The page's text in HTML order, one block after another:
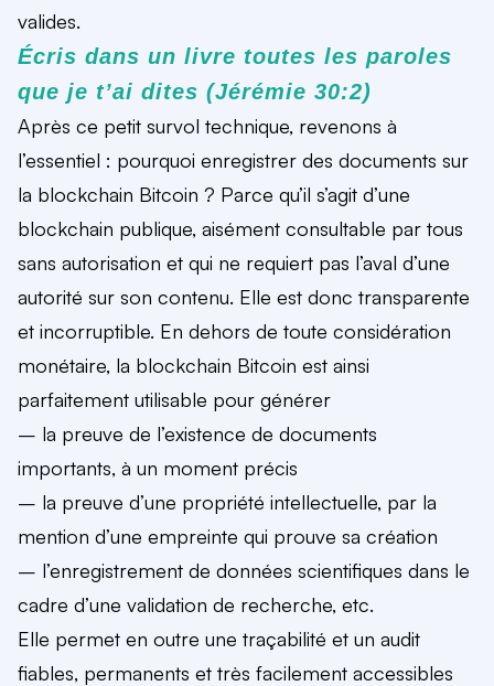
valides.
Écris dans un livre toutes les paroles
que je t’ai dites (Jérémie 30:2)
Après ce petit survol technique, revenons à
l’essentiel : pourquoi enregistrer des documents sur
la blockchain Bitcoin ? Parce qu’il s’agit d’une
blockchain publique, aisément consultable par tous
sans autorisation et qui ne requiert pas l’aval d’une
autorité sur son contenu. Elle est donc transparente
et incorruptible. En dehors de toute considération
monétaire, la blockchain Bitcoin est ainsi
parfaitement utilisable pour générer
– la preuve de l’existence de documents
importants, à un moment précis
– la preuve d’une propriété intellectuelle, par la
mention d’une empreinte qui prouve sa création
– l’enregistrement de données scientifiques dans le
cadre d’une validation de recherche, etc.
Elle permet en outre une traçabilité et un audit
fiables, permanents et très facilement accessibles